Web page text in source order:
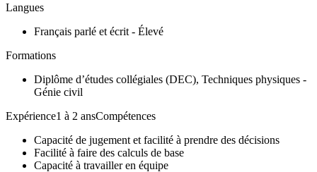
Langues
Français parlé et écrit - Élevé
Formations
Diplôme d’études collégiales (DEC), Techniques physiques -
Génie civil
Expérience1 à 2 ansCompétences
Capacité de jugement et facilité à prendre des décisions
Facilité à faire des calculs de base
Capacité à travailler en équipe